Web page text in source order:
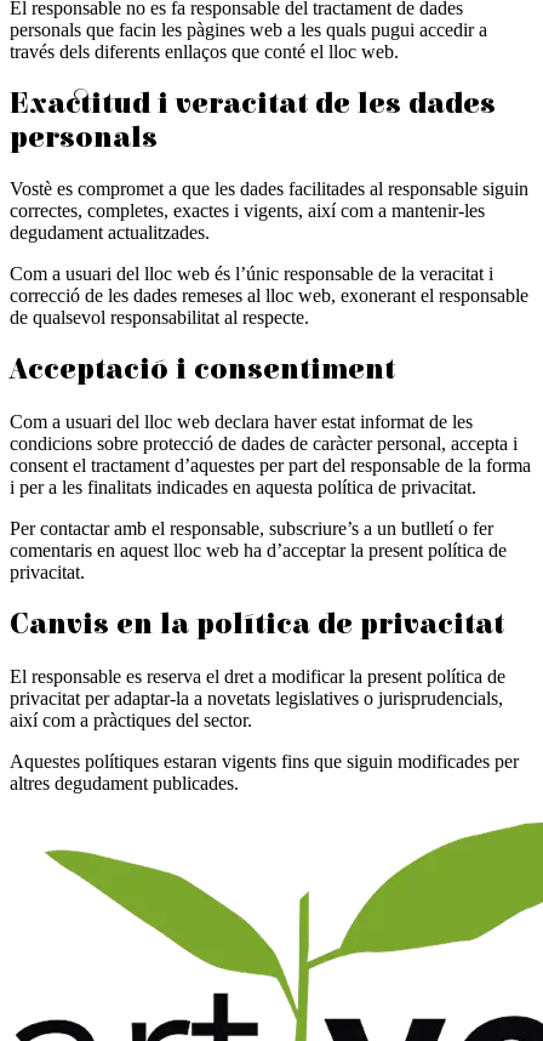
El responsable no es fa responsable del tractament de dades
personals que facin les pàgines web a les quals pugui accedir a
través dels diferents enllaços que conté el lloc web.
Exactitud i veracitat de les dades
personals
Vostè es compromet a que les dades facilitades al responsable siguin
correctes, completes, exactes i vigents, així com a mantenir-les
degudament actualitzades.
Com a usuari del lloc web és l’únic responsable de la veracitat i
correcció de les dades remeses al lloc web, exonerant el responsable
de qualsevol responsabilitat al respecte.
Acceptació i consentiment
Com a usuari del lloc web declara haver estat informat de les
condicions sobre protecció de dades de caràcter personal, accepta i
consent el tractament d’aquestes per part del responsable de la forma
i per a les finalitats indicades en aquesta política de privacitat.
Per contactar amb el responsable, subscriure’s a un butlletí o fer
comentaris en aquest lloc web ha d’acceptar la present política de
privacitat.
Canvis en la política de privacitat
El responsable es reserva el dret a modificar la present política de
privacitat per adaptar-la a novetats legislatives o jurisprudencials,
així com a pràctiques del sector.
Aquestes polítiques estaran vigents fins que siguin modificades per
altres degudament publicades.